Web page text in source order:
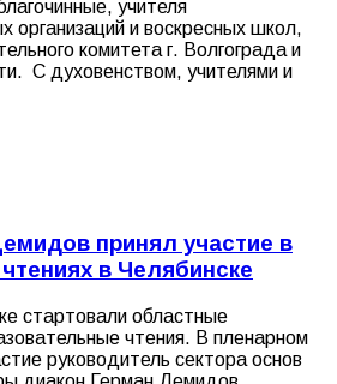
учителя
организаций и воскресных школ,
комитета г. Волгограда и
С духовенством, учителями и
принял участие в
в Челябинске
стартовали областные
чтения. В пленарном
руководитель сектора основ